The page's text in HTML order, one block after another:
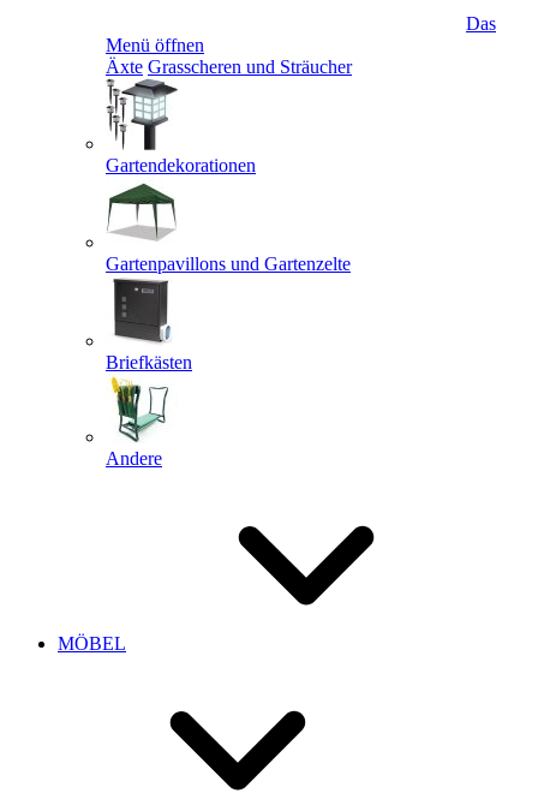
Das
Menü öffnen
Äxte Grasscheren und Sträucher
Gartendekorationen
Gartenpavillons und Gartenzelte
Briefkästen
Andere
MÖBEL